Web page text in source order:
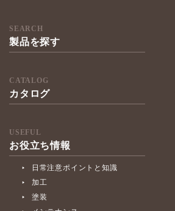
SEARCH
製品を探す
CATALOG
カタログ
USEFUL
お役立ち情報
日常注意ポイントと知識
加工
塗装